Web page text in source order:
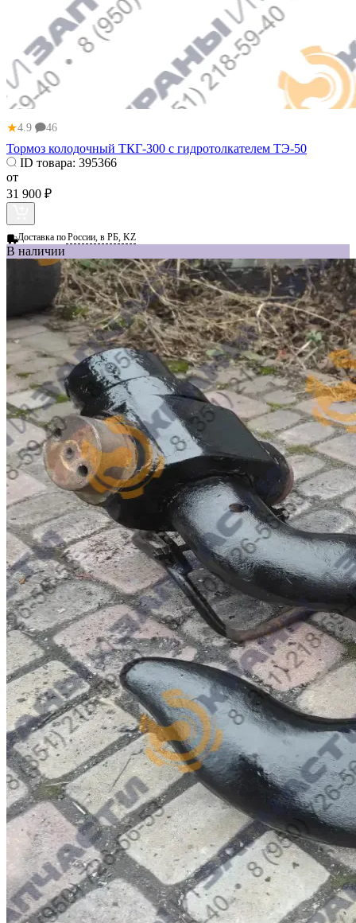
★4.9 46
Тормоз колодочный ТКГ-300 с гидротолкателем ТЭ-50
ID товара: 395366
от
31 900 ₽
Доставка поРоссии, в РБ, KZ
В наличии